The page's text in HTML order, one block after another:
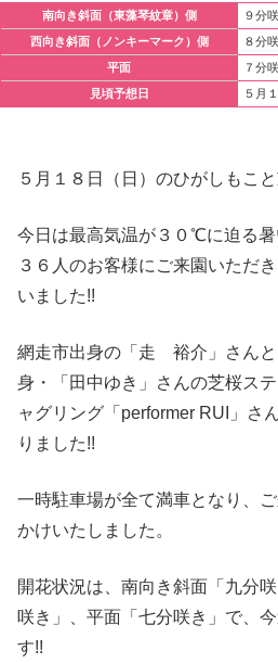
南向き斜面（東藻琴紋章）側
９分咲
西向き斜面（ノンキーマーク）側
８分咲
平面
７分咲
見頃予想日
５月
５月１８日（日）のひがしもこと
今日は最高気温が３０℃に迫る暑
３６人のお客様にご来園いただ
いました!!
網走市出身の「走 裕介」さんと
身・「田中ゆき」さんの芝桜ス
ャグリング「performer RUI」さ
りました!!
一時駐車場が全て満車となり、
かけいたしました。
開花状況は、南向き斜面「九分
咲き」、平面「七分咲き」で、
す!!